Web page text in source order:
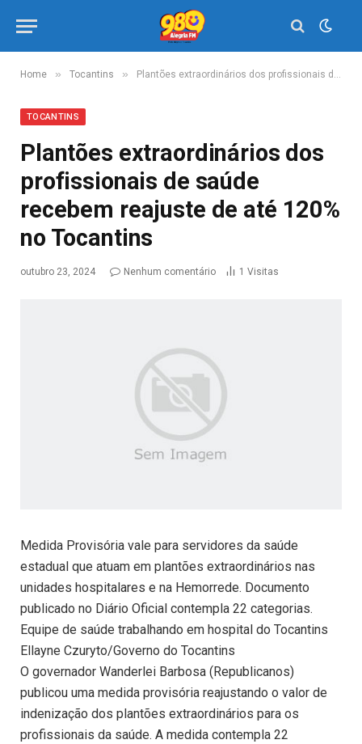
Home » Tocantins » Plantões extraordinários dos profissionais de saúde recebem reajuste de até 120% no Tocantins
TOCANTINS
Plantões extraordinários dos
profissionais de saúde
recebem reajuste de até 120%
no Tocantins
outubro 23, 2024 Nenhum comentário 1 Visitas
Medida Provisória vale para servidores da saúde
estadual que atuam em plantões extraordinários nas
unidades hospitalares e na Hemorrede. Documento
publicado no Diário Oficial contempla 22 categorias.
Equipe de saúde trabalhando em hospital do Tocantins
Ellayne Czuryto/Governo do Tocantins
O governador Wanderlei Barbosa (Republicanos)
publicou uma medida provisória reajustando o valor de
indenização dos plantões extraordinários para os
profissionais da saúde. A medida contempla 22